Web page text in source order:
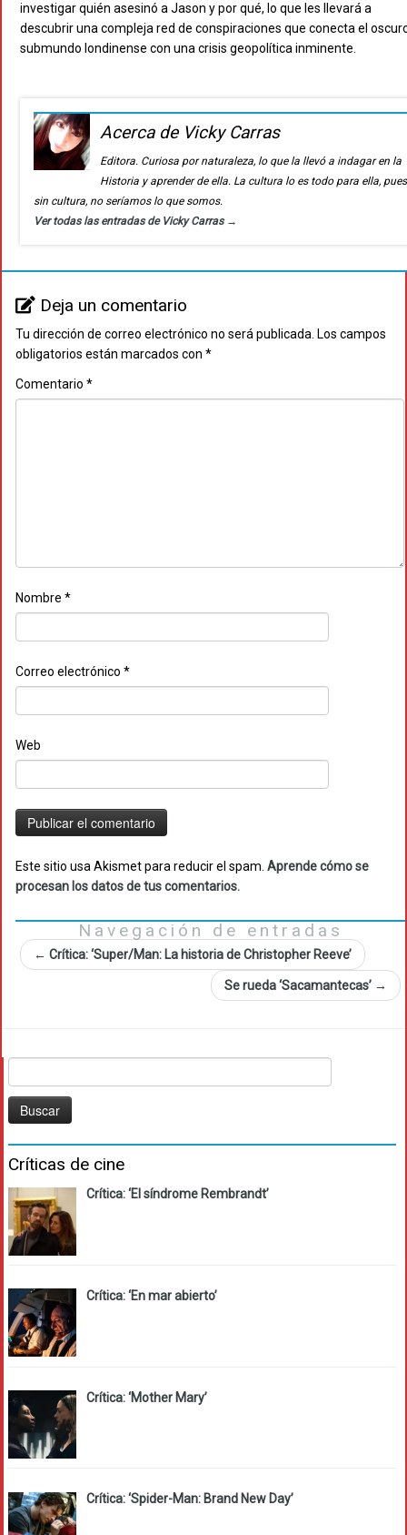
investigar quién asesinó a Jason y por qué, lo que les llevará a
descubrir una compleja red de conspiraciones que conecta el
submundo londinense con una crisis geopolítica inminente.
Acerca de Vicky Carras
Editora. Curiosa por naturaleza, lo que la llevó a indagar en la
Historia y aprender de ella. La cultura lo es todo para ella, pues
sin cultura, no seríamos lo que somos.
Ver todas las entradas de Vicky Carras →
Deja un comentario
Tu dirección de correo electrónico no será publicada. Los campos
obligatorios están marcados con *
Comentario *
Nombre *
Correo electrónico *
Web
Este sitio usa Akismet para reducir el spam. Aprende cómo se
procesan los datos de tus comentarios.
Navegación de entradas
← Crítica: ‘Super/Man: La historia de Christopher Reeve’
Se rueda ‘Sacamantecas’ →
Críticas de cine
Crítica: ‘El síndrome Rembrandt’
Crítica: ‘En mar abierto’
Crítica: ‘Mother Mary’
Crítica: ‘Spider-Man: Brand New Day’